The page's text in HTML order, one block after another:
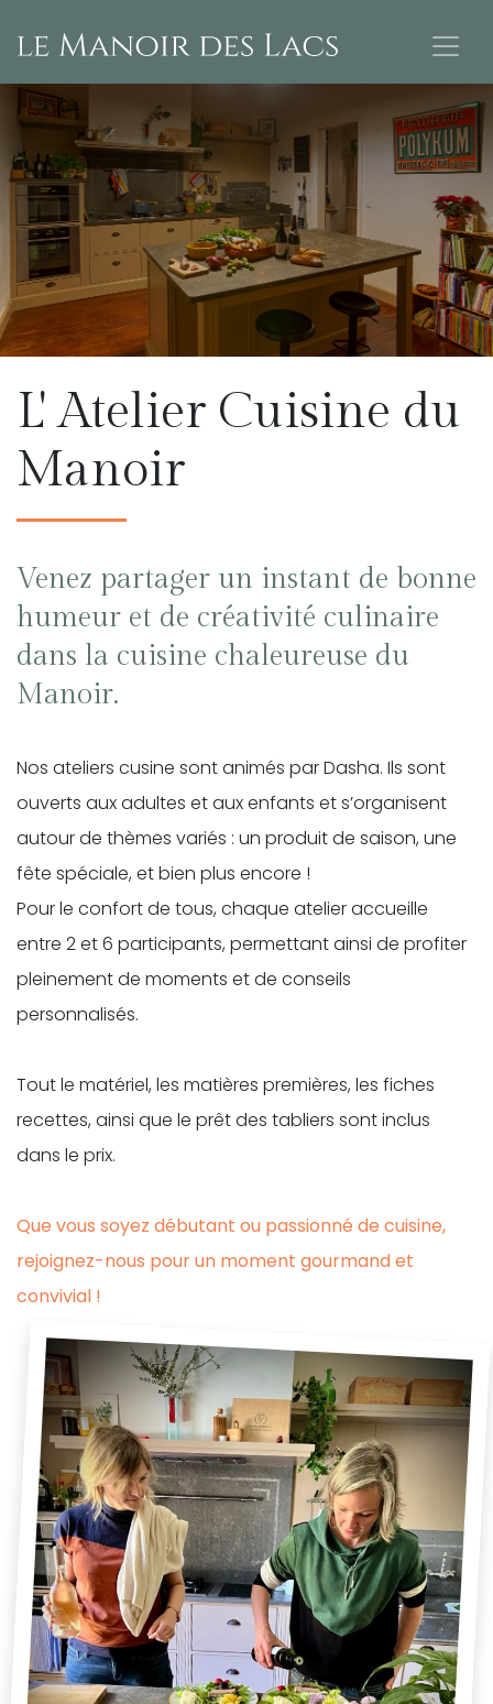
L' Atelier Cuisine du
Manoir
Venez partager un instant de bonne
humeur et de créativité culinaire
dans la cuisine chaleureuse du
Manoir.
Nos ateliers cusine sont animés par Dasha. Ils sont
ouverts aux adultes et aux enfants et s’organisent
autour de thèmes variés : un produit de saison, une
fête spéciale, et bien plus encore !
Pour le confort de tous, chaque atelier accueille
entre 2 et 6 participants, permettant ainsi de profiter
pleinement de moments et de conseils
personnalisés.
Tout le matériel, les matières premières, les fiches
recettes, ainsi que le prêt des tabliers sont inclus
dans le prix.
Que vous soyez débutant ou passionné de cuisine,
rejoignez-nous pour un moment gourmand et
convivial !